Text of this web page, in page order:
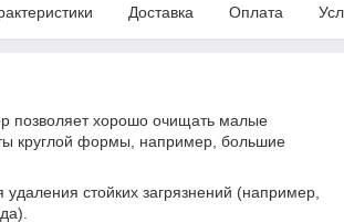
Доставка Оплата
позволяет хорошо очищать малые
круглой формы, например, большие
стойких загрязнений (например,